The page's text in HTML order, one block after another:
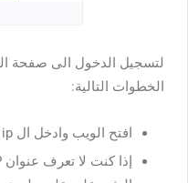
لتسجيل الدخول الى صفحة
الخطوات التالية:
افتح الويب وادخل ال ip ثم قم بإدراج البيانات